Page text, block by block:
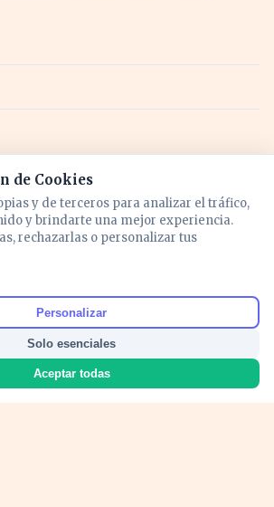
de economía, mercados,
Información actualizada
lo que mueve tu dinero y tu
país.
de Cookies
y de terceros para analizar el tráfico,
y brindarte una mejor experiencia.
rechazarlas o personalizar tus
Personalizar
Solo esenciales
Aceptar todas